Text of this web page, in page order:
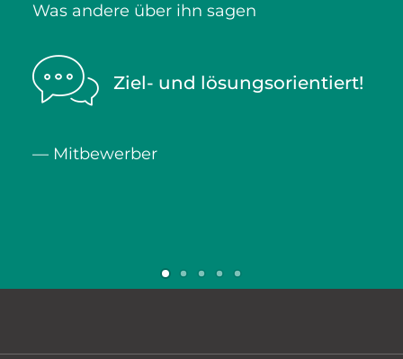
Was andere über ihn sagen
Ziel- und lösungsorientiert!
— Mitbewerber